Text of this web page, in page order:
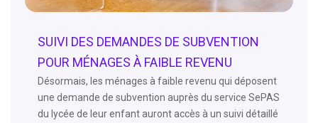
SUIVI DES DEMANDES DE SUBVENTION
POUR MÉNAGES À FAIBLE REVENU
Désormais, les ménages à faible revenu qui déposent
une demande de subvention auprès du service SePAS
du lycée de leur enfant auront accès à un suivi détaillé